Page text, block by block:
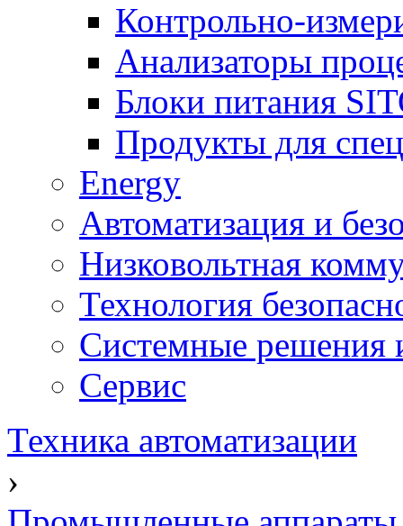
Контрольно-
Анализаторы
Блоки питания
Продукты для
Energy
Автоматизация и
Низковольтная
Технология
Системные решения
Сервис
Техника автоматизации
›